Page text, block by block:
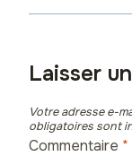
Laisser
Votre adresse e-
obligatoires sont
Commentaire *